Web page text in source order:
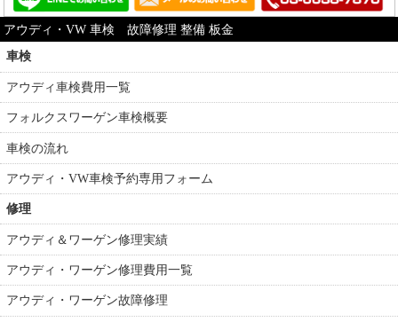
アウディ・VW 車検 故障修理 整備 板金
車検
アウディ車検費用一覧
フォルクスワーゲン車検概要
車検の流れ
アウディ・VW車検予約専用フォーム
修理
アウディ＆ワーゲン修理実績
アウディ・ワーゲン修理費用一覧
アウディ・ワーゲン故障修理